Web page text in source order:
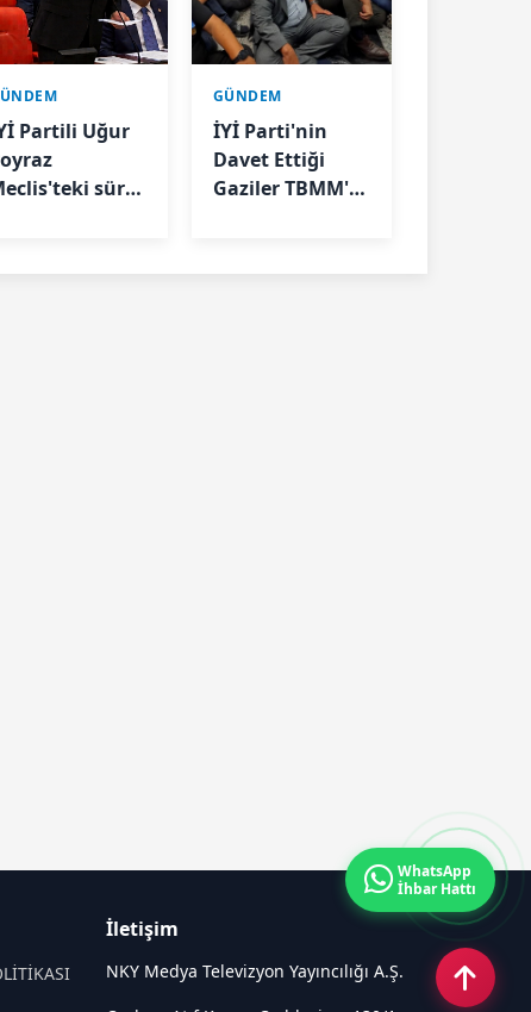
Partili Uğur
süreç
GÜNDEM
İYİ Parti'nin
Davet Ettiği
Gaziler TBMM'ye
İletişim
NKY Medya Televizyon Yayıncılığı A.Ş.
WhatsApp
İhbar Hattı